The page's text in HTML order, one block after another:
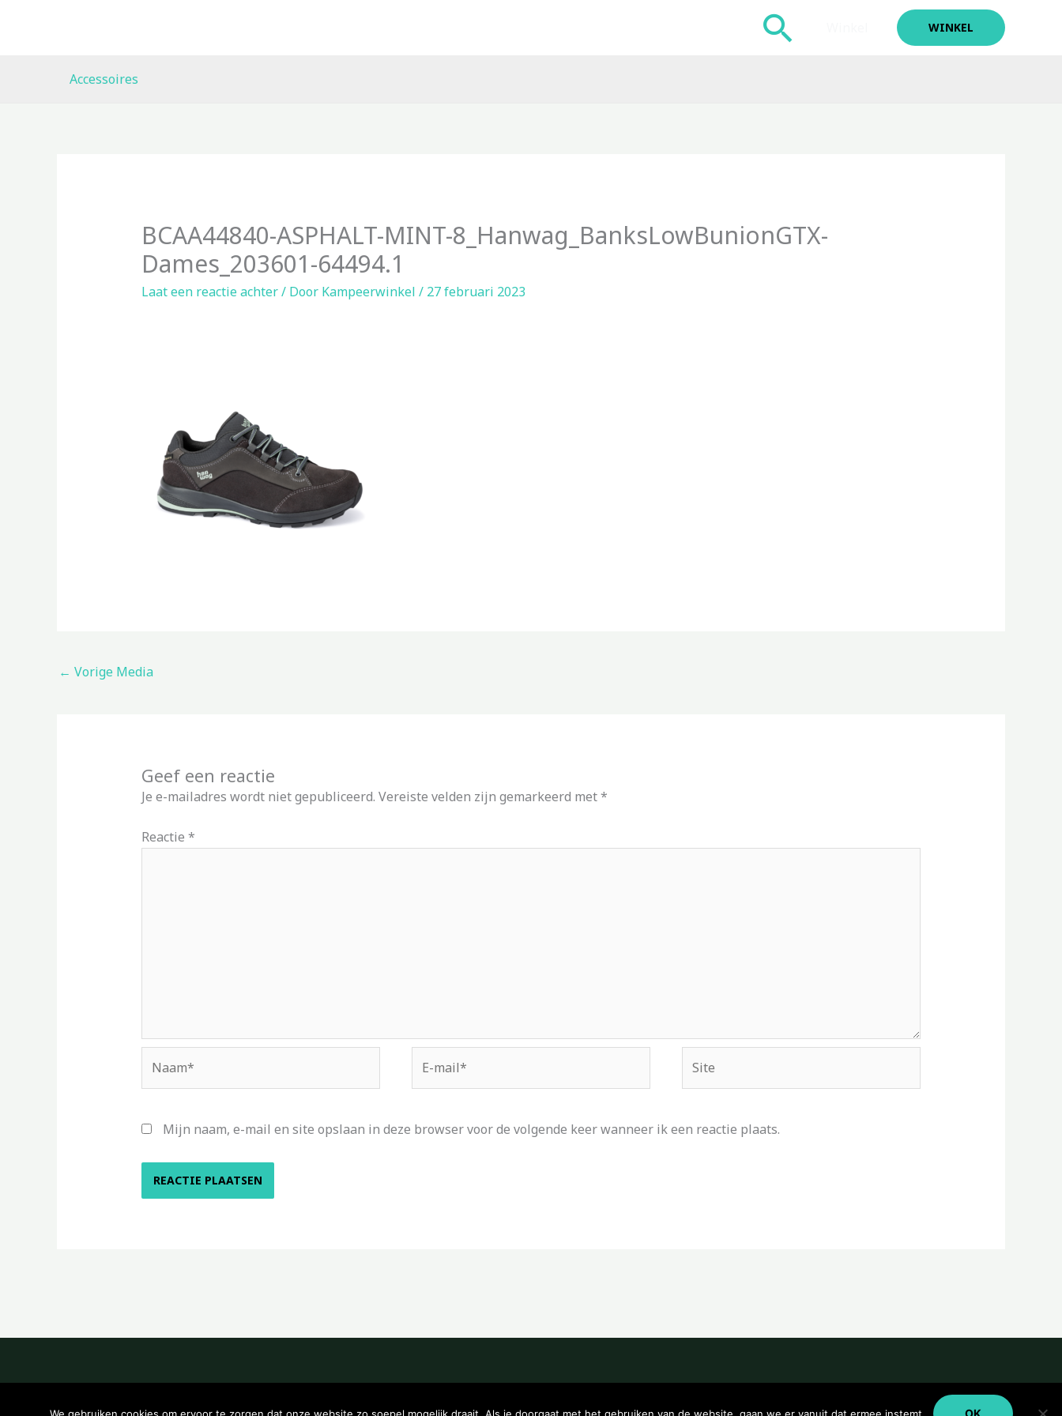
Zoeken WINKEL
Accessoires
BCAA44840-ASPHALT-MINT-8_Hanwag_BanksLowBunionGTX-
Dames_203601-64494.1
Laat een reactie achter/ Door Kampeerwinkel / 27 februari 2023
← Vorige Media
Geef een reactie
Je e-mailadres wordt niet gepubliceerd. Vereiste velden zijn gemarkeerd met*
Reactie *
mail*
Mijn naam, e-mail en site opslaan in deze browser voor de volgende keer wanneer ik een reactie plaats.
OK